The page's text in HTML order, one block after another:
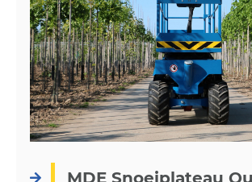
MDE Snoeiplateau